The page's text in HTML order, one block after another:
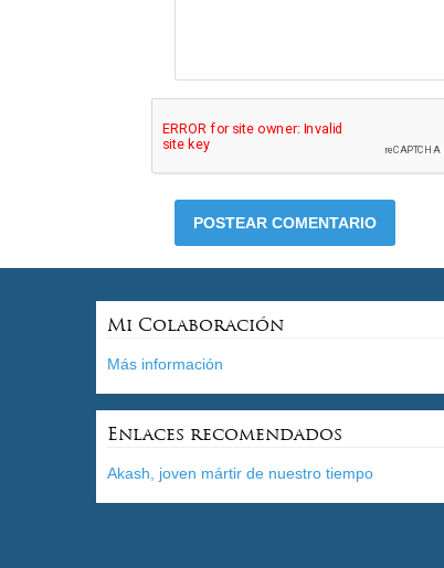
Mi Colaboración
Más información
Enlaces recomendados
Akash, joven mártir de nuestro tiempo